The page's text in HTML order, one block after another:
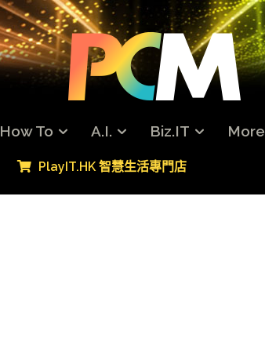
How To A.I. Biz.IT More
PlayIT.HK 智慧生活專門店